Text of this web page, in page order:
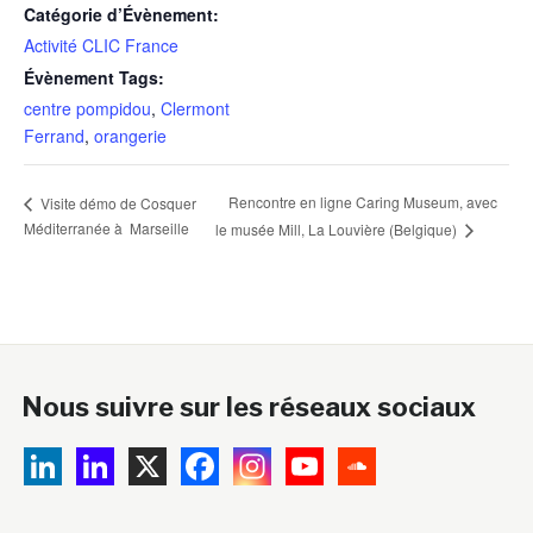
Catégorie d’Évènement:
Activité CLIC France
Évènement Tags:
centre pompidou, Clermont
Ferrand, orangerie
Visite démo de Cosquer
Méditerranée à Marseille
Rencontre en ligne Caring Museum, avec
le musée Mill, La Louvière (Belgique)
Nous suivre sur les réseaux sociaux